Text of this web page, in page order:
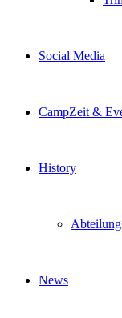
Social Media
CampZeit &
History
News